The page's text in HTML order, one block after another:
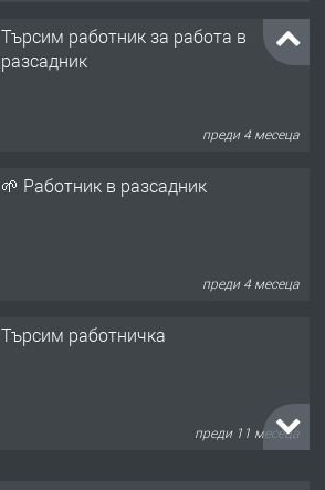
разсадник
преди 11 месеца